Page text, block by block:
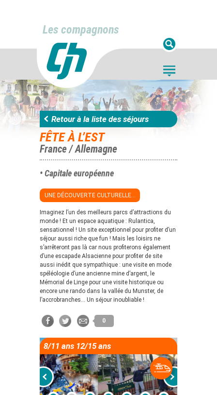
Les compagnons
Retour à la liste des séjours
FÊTE À L’EST
France / Allemagne
• Capitale européenne
UNE DÉCOUVERTE CULTURELLE...
Imaginez l’un des meilleurs parcs d’attractions du
monde ! Et un espace aquatique : Rulantica,
sensationnel ! Un site exceptionnel pour profiter d’un
séjour aussi riche que fun ! Mais les loisirs ne
s’arrêteront pas là car nous profiterons également
d’une escapade Alsacienne pour profiter de site
aussi inédit que sympathique : une visite en mode
spéléologie d’une ancienne mine d’argent, le
Mémorial de Linge pour une visite historique ou
encore une rando dans la vallée du Munster, de
l’accrobranches… Un séjour inoubliable !
0
8/11 ans 12/15 ans